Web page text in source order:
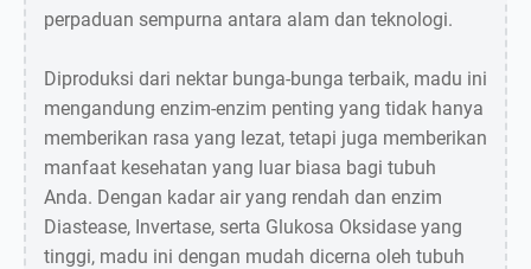
perpaduan sempurna antara alam dan teknologi.
Diproduksi dari nektar bunga-bunga terbaik, madu ini
mengandung enzim-enzim penting yang tidak hanya
memberikan rasa yang lezat, tetapi juga memberikan
manfaat kesehatan yang luar biasa bagi tubuh
Anda. Dengan kadar air yang rendah dan enzim
Diastease, Invertase, serta Glukosa Oksidase yang
tinggi, madu ini dengan mudah dicerna oleh tubuh